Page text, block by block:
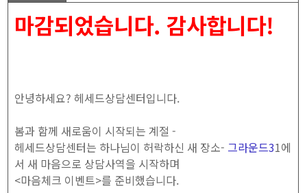
마감되었습니다. 감사합니다!
안녕하세요? 헤세드상담센터입니다.
봄과 함께 새로움이 시작되는 계절 -
헤세드상담센터는 하나님이 허락하신 새 장소- 그라운드31에
서 새 마음으로 상담사역을 시작하며
<마음체크 이벤트>를 준비했습니다.